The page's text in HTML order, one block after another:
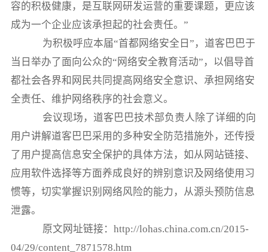
容的积极健康，是互联网研发运营的重要课题，更应该
成为一个企业应该承担起的社会责任。”
为积极呼应本届“首都网络安全日”，道客巴巴于
当日举办了面向公众的“网络安全教育活动”，以倡导首
都社会各界和网民共同提高网络安全意识、承担网络安
全责任、维护网络秩序的社会意义。
会议现场，道客巴巴技术部负责人除了详细的向
用户讲解道客巴巴采用的多种安全防范措施外，还传授
了用户提高信息安全保护的具体方法，如从网站链接、
应用软件选择等方面养成良好的辨别意识及网络使用习
惯等，切实掌握识别网络风险的能力，从源头预防信息
泄露。
原文网址链接：http://lohas.china.com.cn/2015-
04/29/content_7871578.htm